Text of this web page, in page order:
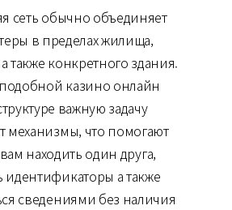
сеть обычно объединяет
в пределах жилища,
также конкретного здания.
казино онлайн
важную задачу
механизмы, что помогают
находить один друга,
идентификаторы а также
сведениями без наличия